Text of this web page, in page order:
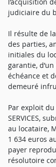
judiciaire du
Il résulte de
des parties,
initiales du
garantie,
échéance et
demeuré
Par exploit du
SERVICES,
au locataire,
1 634 euros
payer
résolutoire